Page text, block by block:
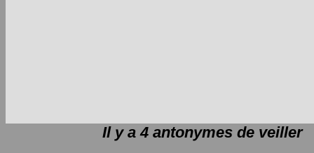
Il y a 4 antonymes de veiller